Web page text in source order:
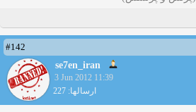
#142
se7en_iran
3 Jun 2012 11:39
ارسالها: 227